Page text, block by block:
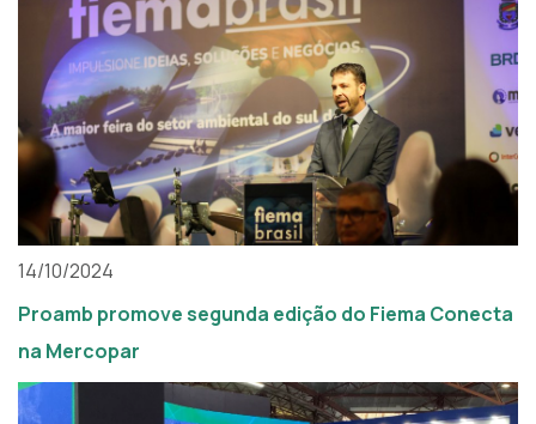
14/10/2024
Proamb promove segunda edição do Fiema Conecta
na Mercopar